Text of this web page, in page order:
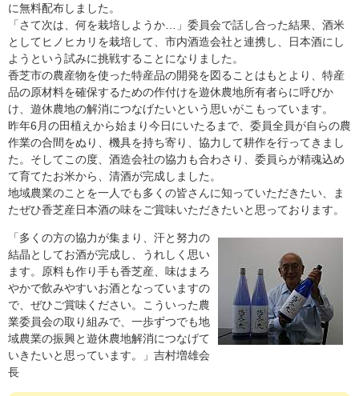
に無料配布しました。
「さて次は、何を栽培しようか…」委員会で話し合った結果、酒米
としてヒノヒカリを栽培して、市内酒造会社と連携し、日本酒にし
ようという試みに挑戦することになりました。
香芝市の農産物を使った特産品の開発を図ることはもとより、特産
品の原材料を確保するための作付けを遊休農地所有者らに呼びか
け、遊休農地の解消につなげたいという思いがこもっています。
昨年6月の田植えから始まり今日にいたるまで、委員全員が自らの農
作業の合間をぬり、機具を持ち寄り、協力して耕作を行ってきまし
た。そしてこの度、酒造会社の協力も合わさり、委員らが精魂込め
て育てたお米から、清酒が完成しました。
地域農業のことを一人でも多くの皆さんに知っていただきたい、ま
たぜひ香芝産日本酒の味をご賞味いただきたいと思っております。
「多くの方の協力が集まり、汗と努力の
結晶としてお酒が完成し、うれしく思い
ます。原料も作り手も香芝産、味はまろ
やかで飲みやすいお酒となっていますの
で、ぜひご賞味ください。こういった農
業委員会の取り組みで、一歩ずつでも地
域農業の振興と遊休農地解消につなげて
いきたいと思っています。」吉村増雄会
長